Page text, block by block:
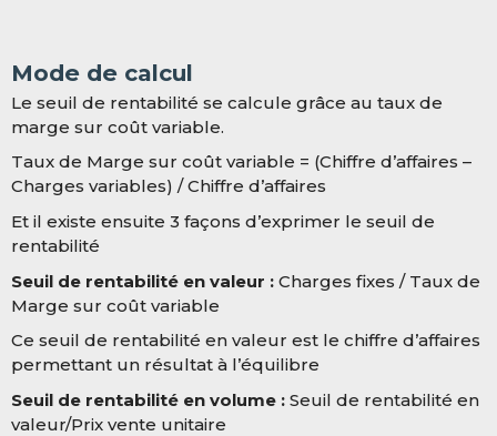
Mode de calcul
Le seuil de rentabilité se calcule grâce au taux de
marge sur coût variable.
Taux de Marge sur coût variable = (Chiffre d’affaires –
Charges variables) / Chiffre d’affaires
Et il existe ensuite 3 façons d’exprimer le seuil de
rentabilité
Seuil de rentabilité en valeur :Charges fixes / Taux de
Marge sur coût variable
Ce seuil de rentabilité en valeur est le chiffre d’affaires
permettant un résultat à l’équilibre
Seuil de rentabilité en volume :Seuil de rentabilité en
valeur/Prix vente unitaire